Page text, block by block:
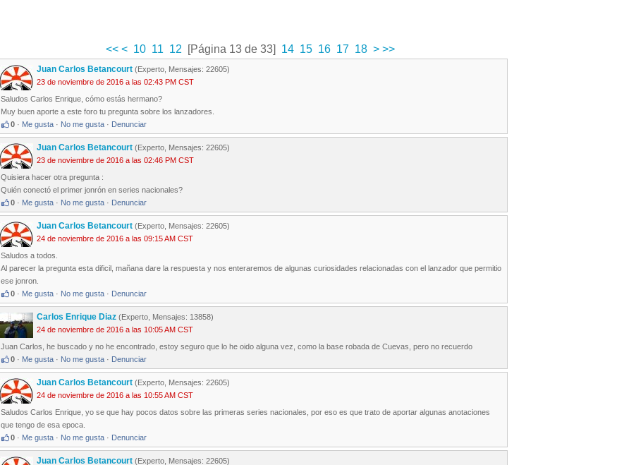
<< < 10 11 12 [Página 13 de 33] 14 15 16 17 18 > >>
Juan Carlos Betancourt (Experto, Mensajes: 22605)
23 de noviembre de 2016 a las 02:43 PM CST
Saludos Carlos Enrique, cómo estás hermano?
Muy buen aporte a este foro tu pregunta sobre los lanzadores.
0 · Me gusta · No me gusta · Denunciar
Juan Carlos Betancourt (Experto, Mensajes: 22605)
23 de noviembre de 2016 a las 02:46 PM CST
Quisiera hacer otra pregunta :
Quién conectó el primer jonrón en series nacionales?
0 · Me gusta · No me gusta · Denunciar
Juan Carlos Betancourt (Experto, Mensajes: 22605)
24 de noviembre de 2016 a las 09:15 AM CST
Saludos a todos.
Al parecer la pregunta esta dificil, mañana dare la respuesta y nos enteraremos de algunas curiosidades relacionadas con el lanzador que permitio
ese jonron.
0 · Me gusta · No me gusta · Denunciar
Carlos Enrique Diaz (Experto, Mensajes: 13858)
24 de noviembre de 2016 a las 10:05 AM CST
Juan Carlos, he buscado y no he encontrado, estoy seguro que lo he oido alguna vez, como la base robada de Cuevas, pero no recuerdo
0 · Me gusta · No me gusta · Denunciar
Juan Carlos Betancourt (Experto, Mensajes: 22605)
24 de noviembre de 2016 a las 10:55 AM CST
Saludos Carlos Enrique, yo se que hay pocos datos sobre las primeras series nacionales, por eso es que trato de aportar algunas anotaciones
que tengo de esa epoca.
0 · Me gusta · No me gusta · Denunciar
Juan Carlos Betancourt (Experto, Mensajes: 22605)